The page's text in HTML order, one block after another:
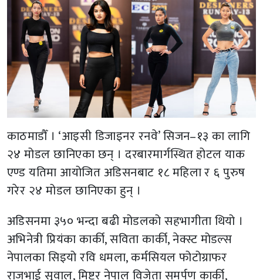
काठमाडौँ । ‘आइसी डिजाइनर रनवे’ सिजन–१३ का लागि
२४ मोडल छानिएका छन् । दरबारमार्गस्थित होटल याक
एण्ड यतिमा आयोजित अडिसनबाट १८ महिला र ६ पुरुष
गरेर २४ मोडल छानिएका हुन् ।
अडिसनमा ३५० भन्दा बढी मोडलको सहभागीता थियो ।
अभिनेत्री प्रियंका कार्की, सविता कार्की, नेक्स्ट मोडल्स
नेपालका सिइयो रवि धमला, कर्मसियल फोटोग्राफर
राजभाई सुवाल, मिष्टर नेपाल विजेता समर्पण कार्की,